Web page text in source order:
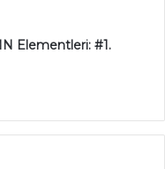
Elementleri: #1.